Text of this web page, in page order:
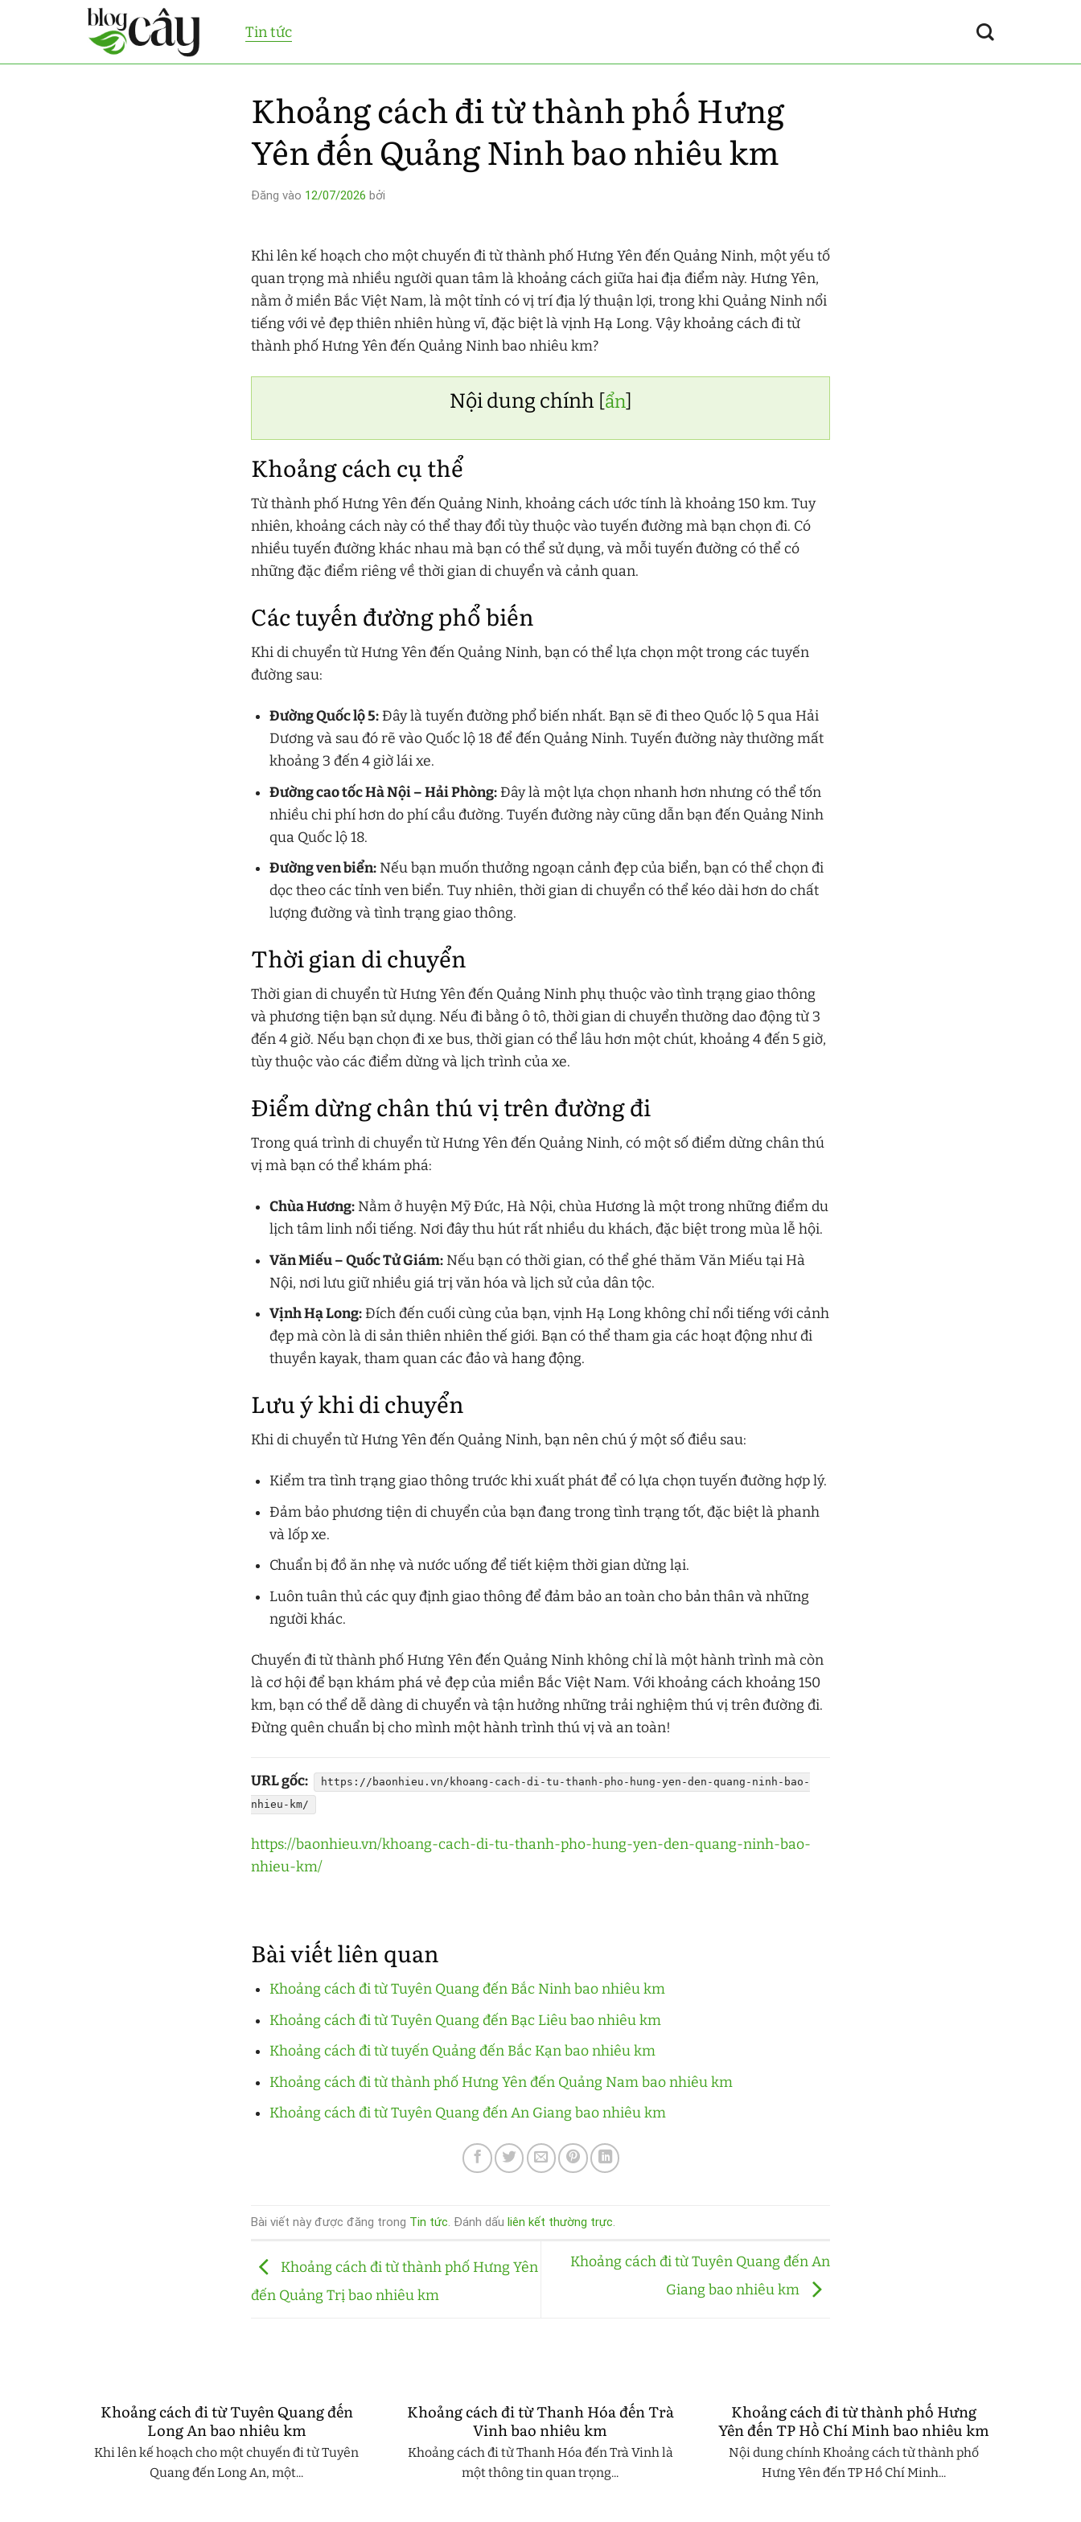
Tin tức
Khoảng cách đi từ thành phố Hưng
Yên đến Quảng Ninh bao nhiêu km
Đăng vào 12/07/2026 bởi
Khi lên kế hoạch cho một chuyến đi từ thành phố Hưng Yên đến Quảng Ninh, một yếu tố
quan trọng mà nhiều người quan tâm là khoảng cách giữa hai địa điểm này. Hưng Yên,
nằm ở miền Bắc Việt Nam, là một tỉnh có vị trí địa lý thuận lợi, trong khi Quảng Ninh nổi
tiếng với vẻ đẹp thiên nhiên hùng vĩ, đặc biệt là vịnh Hạ Long. Vậy khoảng cách đi từ
thành phố Hưng Yên đến Quảng Ninh bao nhiêu km?
Nội dung chính [ẩn]
Khoảng cách cụ thể
Từ thành phố Hưng Yên đến Quảng Ninh, khoảng cách ước tính là khoảng 150 km. Tuy
nhiên, khoảng cách này có thể thay đổi tùy thuộc vào tuyến đường mà bạn chọn đi. Có
nhiều tuyến đường khác nhau mà bạn có thể sử dụng, và mỗi tuyến đường có thể có
những đặc điểm riêng về thời gian di chuyển và cảnh quan.
Các tuyến đường phổ biến
Khi di chuyển từ Hưng Yên đến Quảng Ninh, bạn có thể lựa chọn một trong các tuyến
đường sau:
Đường Quốc lộ 5:Đây là tuyến đường phổ biến nhất. Bạn sẽ đi theo Quốc lộ 5 qua Hải
Dương và sau đó rẽ vào Quốc lộ 18 để đến Quảng Ninh. Tuyến đường này thường mất
khoảng 3 đến 4 giờ lái xe.
Đường cao tốc Hà Nội – Hải Phòng:Đây là một lựa chọn nhanh hơn nhưng có thể tốn
nhiều chi phí hơn do phí cầu đường. Tuyến đường này cũng dẫn bạn đến Quảng Ninh
qua Quốc lộ 18.
Đường ven biển:Nếu bạn muốn thưởng ngoạn cảnh đẹp của biển, bạn có thể chọn đi
dọc theo các tỉnh ven biển. Tuy nhiên, thời gian di chuyển có thể kéo dài hơn do chất
lượng đường và tình trạng giao thông.
Thời gian di chuyển
Thời gian di chuyển từ Hưng Yên đến Quảng Ninh phụ thuộc vào tình trạng giao thông
và phương tiện bạn sử dụng. Nếu đi bằng ô tô, thời gian di chuyển thường dao động từ 3
đến 4 giờ. Nếu bạn chọn đi xe bus, thời gian có thể lâu hơn một chút, khoảng 4 đến 5 giờ,
tùy thuộc vào các điểm dừng và lịch trình của xe.
Điểm dừng chân thú vị trên đường đi
Trong quá trình di chuyển từ Hưng Yên đến Quảng Ninh, có một số điểm dừng chân thú
vị mà bạn có thể khám phá:
Chùa Hương:Nằm ở huyện Mỹ Đức, Hà Nội, chùa Hương là một trong những điểm du
lịch tâm linh nổi tiếng. Nơi đây thu hút rất nhiều du khách, đặc biệt trong mùa lễ hội.
Văn Miếu – Quốc Tử Giám:Nếu bạn có thời gian, có thể ghé thăm Văn Miếu tại Hà
Nội, nơi lưu giữ nhiều giá trị văn hóa và lịch sử của dân tộc.
Vịnh Hạ Long:Đích đến cuối cùng của bạn, vịnh Hạ Long không chỉ nổi tiếng với cảnh
đẹp mà còn là di sản thiên nhiên thế giới. Bạn có thể tham gia các hoạt động như đi
thuyền kayak, tham quan các đảo và hang động.
Lưu ý khi di chuyển
Khi di chuyển từ Hưng Yên đến Quảng Ninh, bạn nên chú ý một số điều sau:
Kiểm tra tình trạng giao thông trước khi xuất phát để có lựa chọn tuyến đường hợp lý.
Đảm bảo phương tiện di chuyển của bạn đang trong tình trạng tốt, đặc biệt là phanh
và lốp xe.
Chuẩn bị đồ ăn nhẹ và nước uống để tiết kiệm thời gian dừng lại.
Luôn tuân thủ các quy định giao thông để đảm bảo an toàn cho bản thân và những
người khác.
Chuyến đi từ thành phố Hưng Yên đến Quảng Ninh không chỉ là một hành trình mà còn
là cơ hội để bạn khám phá vẻ đẹp của miền Bắc Việt Nam. Với khoảng cách khoảng 150
km, bạn có thể dễ dàng di chuyển và tận hưởng những trải nghiệm thú vị trên đường đi.
Đừng quên chuẩn bị cho mình một hành trình thú vị và an toàn!
URL gốc:
https://baonhieu.vn/khoang-cach-di-tu-thanh-pho-hung-yen-den-quang-ninh-bao-
nhieu-km/
https://baonhieu.vn/khoang-cach-di-tu-thanh-pho-hung-yen-den-quang-ninh-bao-
nhieu-km/
Bài viết liên quan
Khoảng cách đi từ Tuyên Quang đến Bắc Ninh bao nhiêu km
Khoảng cách đi từ Tuyên Quang đến Bạc Liêu bao nhiêu km
Khoảng cách đi từ tuyến Quảng đến Bắc Kạn bao nhiêu km
Khoảng cách đi từ thành phố Hưng Yên đến Quảng Nam bao nhiêu km
Khoảng cách đi từ Tuyên Quang đến An Giang bao nhiêu km
Bài viết này được đăng trong Tin tức. Đánh dấu liên kết thường trực.
Khoảng cách đi từ thành phố Hưng Yên
đến Quảng Trị bao nhiêu km
Khoảng cách đi từ Tuyên Quang đến An
Giang bao nhiêu km
Khoảng cách đi từ Tuyên Quang đến
Long An bao nhiêu km
Khi lên kế hoạch cho một chuyến đi từ Tuyên
Quang đến Long An, một...
Khoảng cách đi từ Thanh Hóa đến Trà
Vinh bao nhiêu km
Khoảng cách đi từ Thanh Hóa đến Trà Vinh là
một thông tin quan trọng...
Khoảng cách đi từ thành phố Hưng
Yên đến TP Hồ Chí Minh bao nhiêu km
Nội dung chính Khoảng cách từ thành phố
Hưng Yên đến TP Hồ Chí Minh...